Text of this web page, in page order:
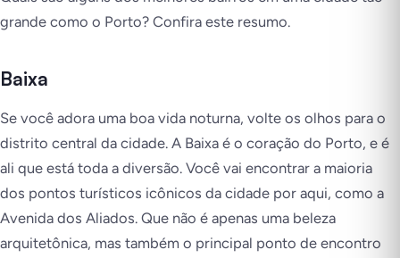
grande como o Porto? Confira este resumo.
Baixa
Se você adora uma boa vida noturna, volte os olhos para o
distrito central da cidade. A Baixa é o coração do Porto, e é
ali que está toda a diversão. Você vai encontrar a maioria
dos pontos turísticos icônicos da cidade por aqui, como a
Avenida dos Aliados. Que não é apenas uma beleza
arquitetônica, mas também o principal ponto de encontro